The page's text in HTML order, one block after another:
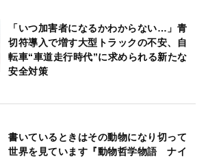
「いつ加害者になるかわからない…」青
切符導入で増す大型トラックの不安、自
転車“車道走行時代”に求められる新たな
安全対策
書いているときはその動物になり切って
世界を見ています『動物哲学物語 ナイ